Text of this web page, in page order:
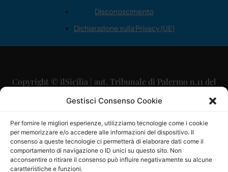
Gestisci Consenso Cookie
Per fornire le migliori esperienze, utilizziamo tecnologie come i cookie
per memorizzare e/o accedere alle informazioni del dispositivo. Il
consenso a queste tecnologie ci permetterà di elaborare dati come il
comportamento di navigazione o ID unici su questo sito. Non
acconsentire o ritirare il consenso può influire negativamente su alcune
caratteristiche e funzioni.
Disconoscimento
Dichiarazione sulla Privacy (UE)
Copyright © ilSicilia | aut. Tribunale di Palermo n.11 del
29/09/2015
Direttore Editoriale: Maurizio Scaglione
Direttore Responsabile: Maria Calabrese